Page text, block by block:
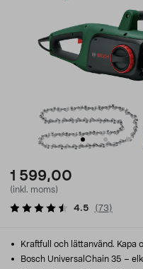
1 599,00
(inkl. moms)
4.5 (73)
Kraftfull och lättanvänd. Kapa
Bosch UniversalChain 35 –